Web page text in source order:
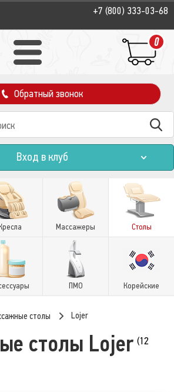
+7 (800) 333-03-68
0
Обратный звонок
Вход в клуб
Массажеры Столы
ПМО Корейские
столы Lojer
столы Lojer (12